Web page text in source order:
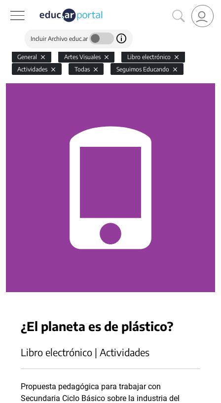
Incluir Archivo educ.ar
General Artes Visuales
Libro electrónico
Actividades
Todas Seguimos Educando
¿El planeta es de plástico?
Libro electrónico | Actividades
Propuesta pedagógica para trabajar con
Secundaria Ciclo Básico sobre la industria del